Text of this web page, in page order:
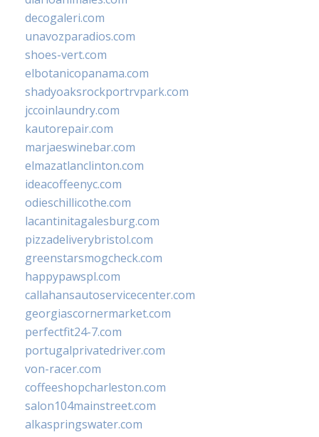
decogaleri.com
unavozparadios.com
shoes-vert.com
elbotanicopanama.com
shadyoaksrockportrvpark.com
jccoinlaundry.com
kautorepair.com
marjaeswinebar.com
elmazatlanclinton.com
ideacoffeenyc.com
odieschillicothe.com
lacantinitagalesburg.com
pizzadeliverybristol.com
greenstarsmogcheck.com
happypawspl.com
callahansautoservicecenter.com
georgiascornermarket.com
perfectfit24-7.com
portugalprivatedriver.com
von-racer.com
coffeeshopcharleston.com
salon104mainstreet.com
alkaspringswater.com